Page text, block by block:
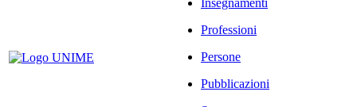
Insegnamenti
Professioni
Persone
Pubblicazioni